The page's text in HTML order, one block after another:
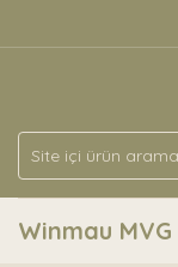
Winmau